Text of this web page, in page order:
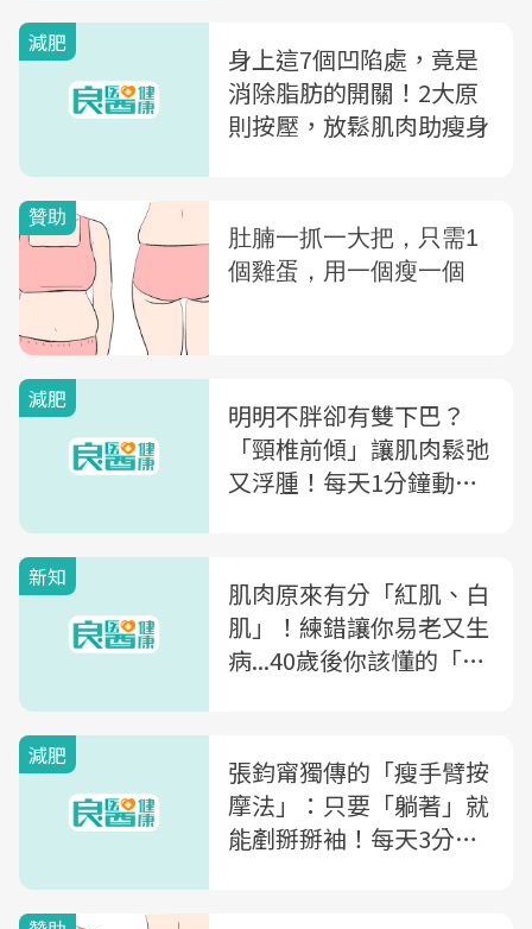
減肥
身上這7個凹陷處，竟是
消除脂肪的開關！2大原
則按壓，放鬆肌肉助瘦身
減肥
明明不胖卻有雙下巴？
「頸椎前傾」讓肌肉鬆弛
又浮腫！每天1分鐘動作
新知
肌肉原來有分「紅肌、白
肌」！練錯讓你易老又生
病...40歲後你該懂的「肌
減肥
張鈞甯獨傳的「瘦手臂按
摩法」：只要「躺著」就
能剷掰掰袖！每天3分